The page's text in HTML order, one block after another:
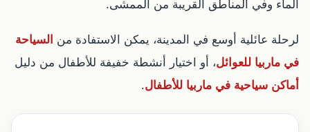
الماء وفي المناطق القريبة من الممشى.
لرحلة عائلية أوسع في المدينة، يمكن الاستفادة من السياحة
في ماربيا للعوائل، أو اختيار أنشطة خفيفة للأطفال من دليل
أماكن سياحية في ماربيا للأطفال.